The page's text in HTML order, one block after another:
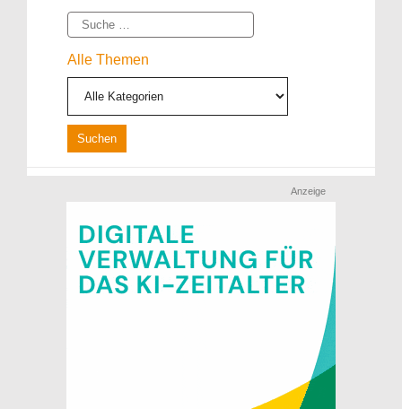
Suche
Alle Themen
Anzeige